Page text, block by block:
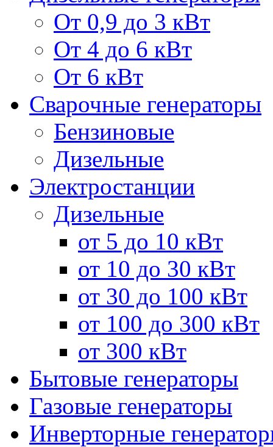
От 0,9 до 3 кВт
От 4 до 6 кВт
От 6 кВт
Сварочные генераторы
Бензиновые
Дизельные
Электростанции
Дизельные
от 5 до 10 кВт
от 10 до 30 кВт
от 30 до 100 кВт
от 100 до 300 кВт
от 300 кВт
Бытовые генераторы
Газовые генераторы
Инверторные